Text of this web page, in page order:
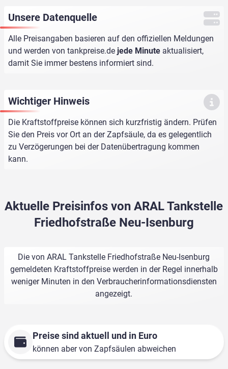
Unsere Datenquelle
Alle Preisangaben basieren auf den offiziellen Meldungen
und werden von tankpreise.de jede Minute aktualisiert,
damit Sie immer bestens informiert sind.
Wichtiger Hinweis
Die Kraftstoffpreise können sich kurzfristig ändern. Prüfen
Sie den Preis vor Ort an der Zapfsäule, da es gelegentlich
zu Verzögerungen bei der Datenübertragung kommen
kann.
Aktuelle Preisinfos von ARAL Tankstelle
Friedhofstraße Neu-Isenburg
Die von ARAL Tankstelle Friedhofstraße Neu-Isenburg
gemeldeten Kraftstoffpreise werden in der Regel innerhalb
weniger Minuten in den Verbraucherinformationsdiensten
angezeigt.
Preise sind aktuell und in Euro
können aber von Zapfsäulen abweichen